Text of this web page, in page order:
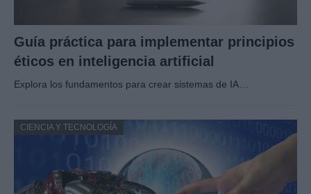
Guía práctica para implementar principios
éticos en inteligencia artificial
Explora los fundamentos para crear sistemas de IA…
CIENCIA Y TECNOLOGÍA